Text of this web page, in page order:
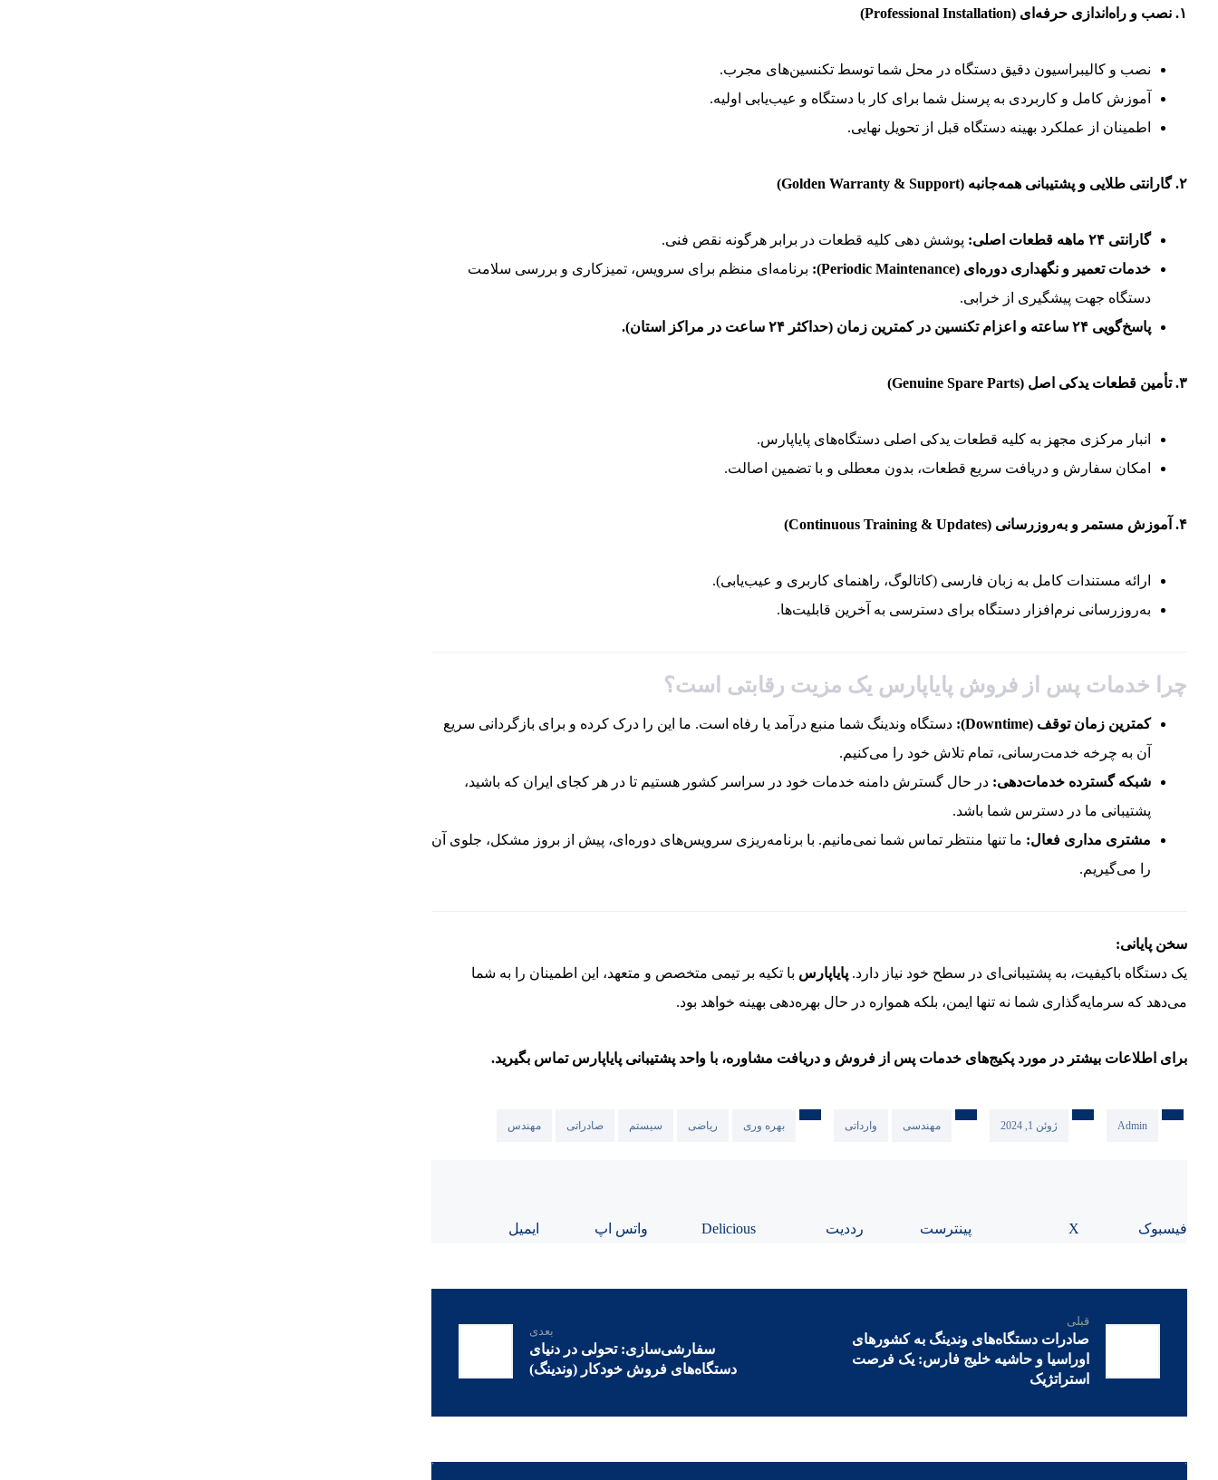
۱. نصب و راه‌اندازی حرفه‌ای (Professional Installation)
نصب و کالیبراسیون دقیق دستگاه در محل شما توسط تکنسین‌های مجرب.
آموزش کامل و کاربردی به پرسنل شما برای کار با دستگاه و عیب‌یابی اولیه.
اطمینان از عملکرد بهینه دستگاه قبل از تحویل نهایی.
۲. گارانتی طلایی و پشتیبانی همه‌جانبه (Golden Warranty & Support)
گارانتی ۲۴ ماهه قطعات اصلی:
پوشش دهی کلیه قطعات در برابر هرگونه نقص فنی.
خدمات تعمیر و نگهداری دوره‌ای (Periodic Maintenance):
برنامه‌ای منظم برای سرویس، تمیزکاری و بررسی سلامت
دستگاه جهت پیشگیری از خرابی.
پاسخ‌گویی ۲۴ ساعته و اعزام تکنسین در کمترین زمان (حداکثر ۲۴ ساعت در مراکز استان).
۳. تأمین قطعات یدکی اصل (Genuine Spare Parts)
انبار مرکزی مجهز به کلیه قطعات یدکی اصلی دستگاه‌های پایاپارس.
امکان سفارش و دریافت سریع قطعات، بدون معطلی و با تضمین اصالت.
۴. آموزش مستمر و به‌روزرسانی (Continuous Training & Updates)
ارائه مستندات کامل به زبان فارسی (کاتالوگ، راهنمای کاربری و عیب‌یابی).
به‌روزرسانی نرم‌افزار دستگاه برای دسترسی به آخرین قابلیت‌ها.
چرا خدمات پس از فروش پایاپارس یک مزیت رقابتی است؟
کمترین زمان توقف (Downtime):
دستگاه وندینگ شما منبع درآمد یا رفاه است. ما این را درک کرده و برای بازگردانی سریع
آن به چرخه خدمت‌رسانی، تمام تلاش خود را می‌کنیم.
شبکه گسترده خدمات‌دهی: در حال گسترش دامنه خدمات خود در سراسر کشور هستیم تا در هر کجای ایران که باشید،
پشتیبانی ما در دسترس شما باشد.
مشتری مداری فعال: ما تنها منتظر تماس شما نمی‌مانیم. با برنامه‌ریزی سرویس‌های دوره‌ای، پیش از بروز مشکل، جلوی آن
را می‌گیریم.
سخن پایانی:
یک دستگاه باکیفیت، به پشتیبانی‌ای در سطح خود نیاز دارد. پایاپارس با تکیه بر تیمی متخصص و متعهد، این اطمینان را به شما
می‌دهد که سرمایه‌گذاری شما نه تنها ایمن، بلکه همواره در حال بهره‌دهی بهینه خواهد بود.
برای اطلاعات بیشتر در مورد پکیج‌های خدمات پس از فروش و دریافت مشاوره، با واحد پشتیبانی پایاپارس تماس بگیرید.
Admin ژوئن 1, 2024 مهندسی وارداتی بهره وری ریاضی سیستم صادراتی مهندس
فیسبوک X پینترست رددیت Delicious واتس اپ ایمیل
قبلی
صادرات دستگاه‌های وندینگ به کشورهای
اوراسیا و حاشیه خلیج فارس: یک فرصت
استراتژیک
بعدی
سفارشی‌سازی: تحولی در دنیای
دستگاه‌های فروش خودکار (وندینگ)